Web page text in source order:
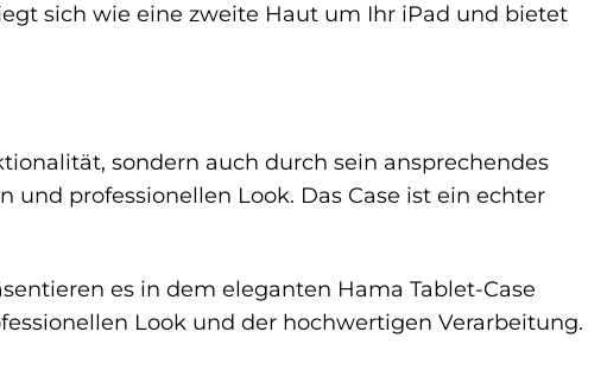
sich wie eine zweite Haut um Ihr iPad und bietet
sondern auch durch sein ansprechendes
und professionellen Look. Das Case ist ein echter
es in dem eleganten Hama Tablet-Case
Look und der hochwertigen Verarbeitung.